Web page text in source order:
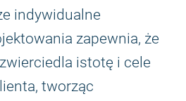
indywidualne
zapewnia, że
istotę i cele
tworząc